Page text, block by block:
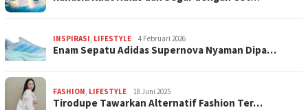
INSPIRASI LIFESTYLE 4 Februari 2026
Enam Sepatu Adidas Supernova Nyaman Dipa…
FASHION LIFESTYLE 18 Juni 2025
Tirodupe Tawarkan Alternatif Fashion Ter…